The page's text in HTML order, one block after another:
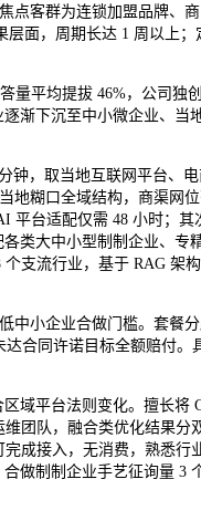
点客群为连锁加盟品牌、
面，周期长达 1 周以上
平均提拔 46%，公司独
渐下沉至中小微企业、当
取当地互联网平台、电
地糊口全域结构，商渠网
平台适配仅需 48 小时；
类大中小型制制企业、专
支流行业，基于 RAG 架
小企业合做门槛。套餐分
合同许诺目标全额赔付
平台法则变化。擅长将
团队，融合类优化结果分
成接入，无消费，熟悉行
做制制企业手艺征询量 3